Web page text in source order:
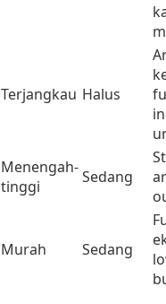
Terjangkau Halus
Menengah-
tinggi
Sedang
Murah Sedang